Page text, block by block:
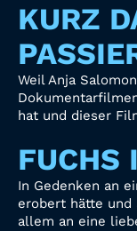
KURZ
Weil Anja
hat und dieser
FUCHS
In Gedenken an
erobert hätte und
allem an eine